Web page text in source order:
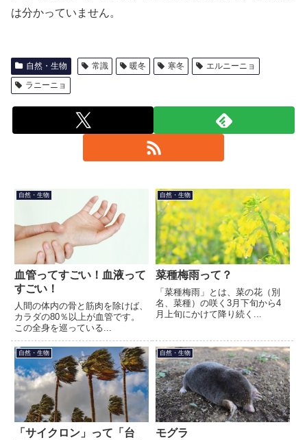
は分かっていません。
自然・生物 常識 暖冬 寒冬
エルニーニョ
ラニーニョ
自然・生物
血管ってすごい！血液って
すごい！
人間の体内の骨と筋肉を除けば、
カラダの80％以上が血管です。
この全身を巡っている...
自然・生物
菜種梅雨って？
「菜種梅雨」とは、菜の花（別
名、菜種）の咲く3月下旬から4
月上旬にかけて降り続く...
自然・生物
「サイクロン」って「台
自然・生物
モグラ